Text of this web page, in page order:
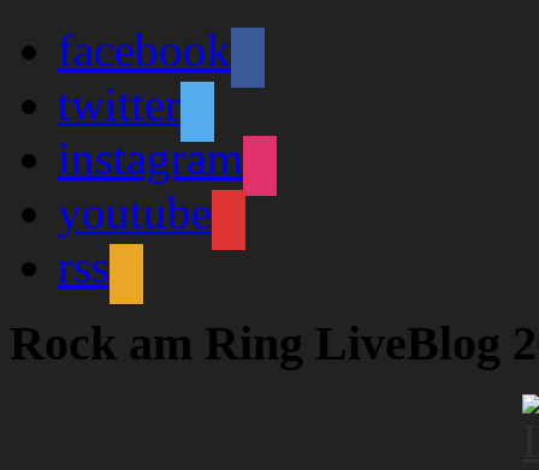
facebook
twitter
instagram
youtube
rss
Rock am Ring LiveBlog